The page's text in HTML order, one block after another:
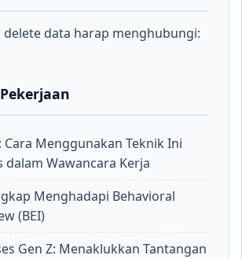
delete data harap menghubungi:
Cara Menggunakan Teknik Ini
dalam Wawancara Kerja
Menghadapi Behavioral
(BEI)
Gen Z: Menaklukkan Tantangan